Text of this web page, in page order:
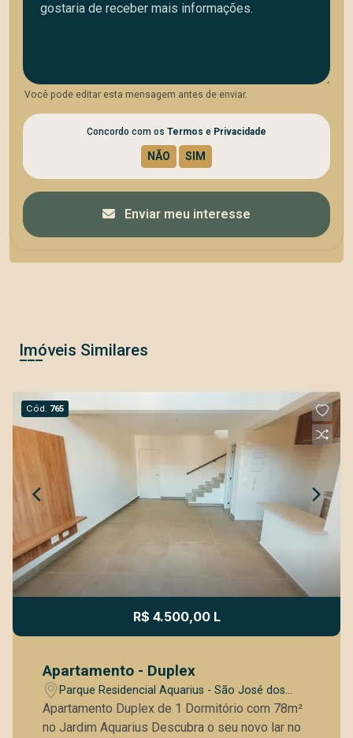
Você pode editar esta mensagem antes de enviar.
Concordo com os Termos e Privacidade
Enviar meu interesse
Imóveis Similares
Cód. 765
R$ 4.500,00 L
Apartamento - Duplex
Parque Residencial Aquarius - São José dos
Campos/SP
Apartamento Duplex de 1 Dormitório com 78m²
no Jardim Aquarius Descubra o seu novo lar no